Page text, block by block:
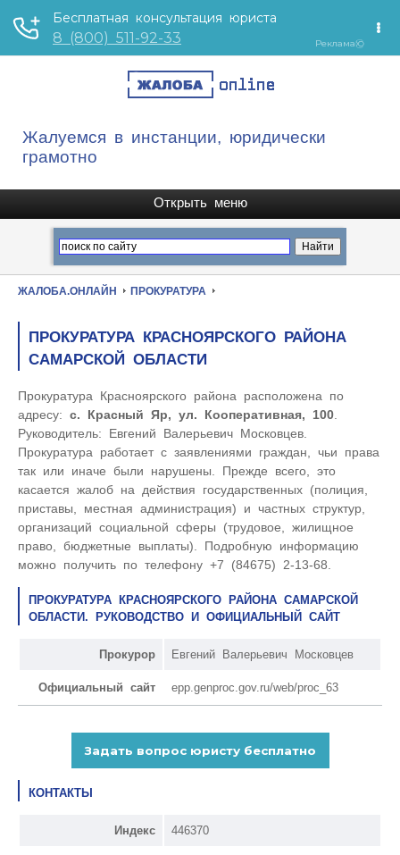
Жалуемся в инстанции, юридически
грамотно
ЖАЛОБА.ОНЛАЙН ПРОКУРАТУРА
ПРОКУРАТУРА КРАСНОЯРСКОГО РАЙОНА
САМАРСКОЙ ОБЛАСТИ
Прокуратура Красноярского района расположена по
адресу: с. Красный Яр, ул. Кооперативная, 100
Руководитель: Евгений Валерьевич Московцев.
Прокуратура работает с заявлениями граждан, чьи права
так или иначе были нарушены. Прежде всего, это
касается жалоб на действия государственных (полиция,
приставы, местная администрация) и частных структур,
организаций социальной сферы (трудовое, жилищное
право, бюджетные выплаты). Подробную информацию
можно получить по телефону +7 (84675) 2-13-68.
ПРОКУРАТУРА КРАСНОЯРСКОГО РАЙОНА САМАРСКОЙ
ОБЛАСТИ. РУКОВОДСТВО И ОФИЦИАЛЬНЫЙ САЙТ
Прокурор Евгений Валерьевич Московцев
Официальный сайт epp.genproc.gov.ru/web/proc_63
КОНТАКТЫ
Индекс 446370